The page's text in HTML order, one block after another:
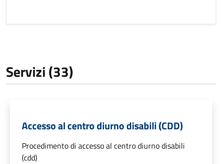
Servizi (33)
Accesso al centro diurno disabili (CDD)
Procedimento di accesso al centro diurno disabili
(cdd)